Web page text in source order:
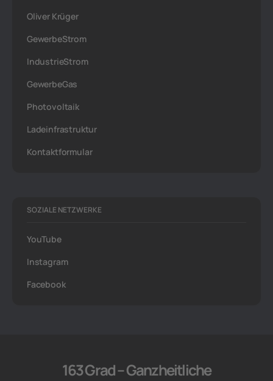
Oliver Krüger
GewerbeStrom
IndustrieStrom
GewerbeGas
Photovoltaik
Ladeinfrastruktur
Kontaktformular
SOZIALE NETZWERKE
YouTube
Instagram
Facebook
163 Grad – Ganzheitliche